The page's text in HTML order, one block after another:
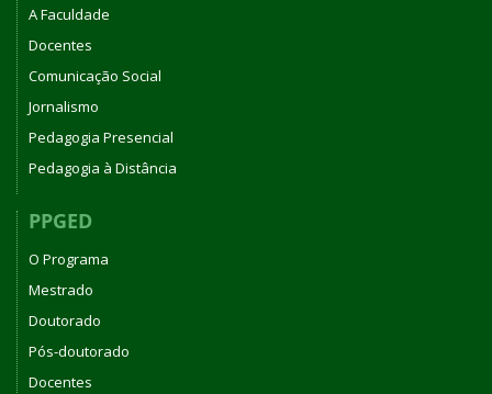
A Faculdade
Docentes
Comunicação Social
Jornalismo
Pedagogia Presencial
Pedagogia à Distância
PPGED
O Programa
Mestrado
Doutorado
Pós-doutorado
Docentes